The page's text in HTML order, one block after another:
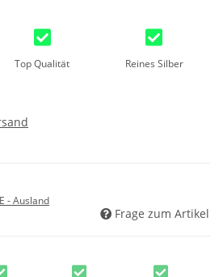
Top Qualität Reines Silber
- Ausland
Frage zum Artikel